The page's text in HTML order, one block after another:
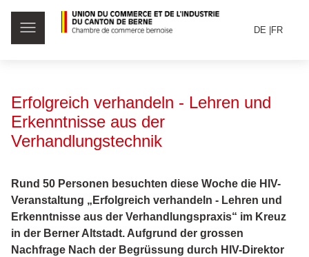
DE FR
Erfolgreich verhandeln - Lehren und
Erkenntnisse aus der
Verhandlungstechnik
Rund 50 Personen besuchten diese Woche die HIV-
Veranstaltung „Erfolgreich verhandeln - Lehren und
Erkenntnisse aus der Verhandlungspraxis“ im Kreuz
in der Berner Altstadt. Aufgrund der grossen
Nachfrage Nach der Begrüssung durch HIV-Direktor